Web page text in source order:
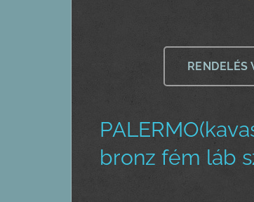
RENDELÉS
bronz fém láb